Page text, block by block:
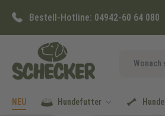
Zur Hauptnavigation springen
Bestell-Hotline: 04942-60 64 080
NEU Hundefutter